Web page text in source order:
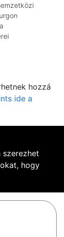
hozzá
ide a
szerezhet
hogy